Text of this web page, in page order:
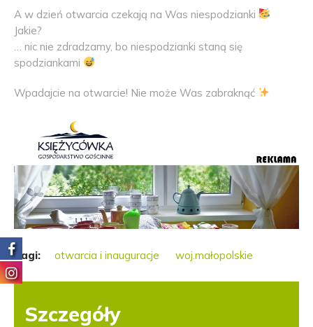
A w dzień otwarcia czekają na Was niespodzianki
Jakie?
… nic nie zdradzamy, bo niespodzianki staną się
spodziankami
Wpadajcie na otwarcie! Nie może Was zabraknąć
Tagi: otwarcia i inauguracje woj.małopolskie
Szczegóły